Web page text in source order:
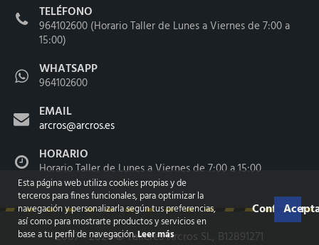
TELÉFONO
964102600 (Horario Taller de Lunes a Viernes de 7:00 a
15:00)
WHATSAPP
964102600
EMAIL
arcros@arcros.es
HORARIO
Horario Taller de Lunes a Viernes de 7:00 a 15:00
2007 - 2026 ©Talleres Arcros SL, B12891271
Esta página web utiliza cookies propias y de
terceros para fines funcionales, para optimizar la
navegación y personalizarla según tus preferencias,
así como para mostrarte productos y servicios en
base a tu perfil de navegación.Leer más
Configurar